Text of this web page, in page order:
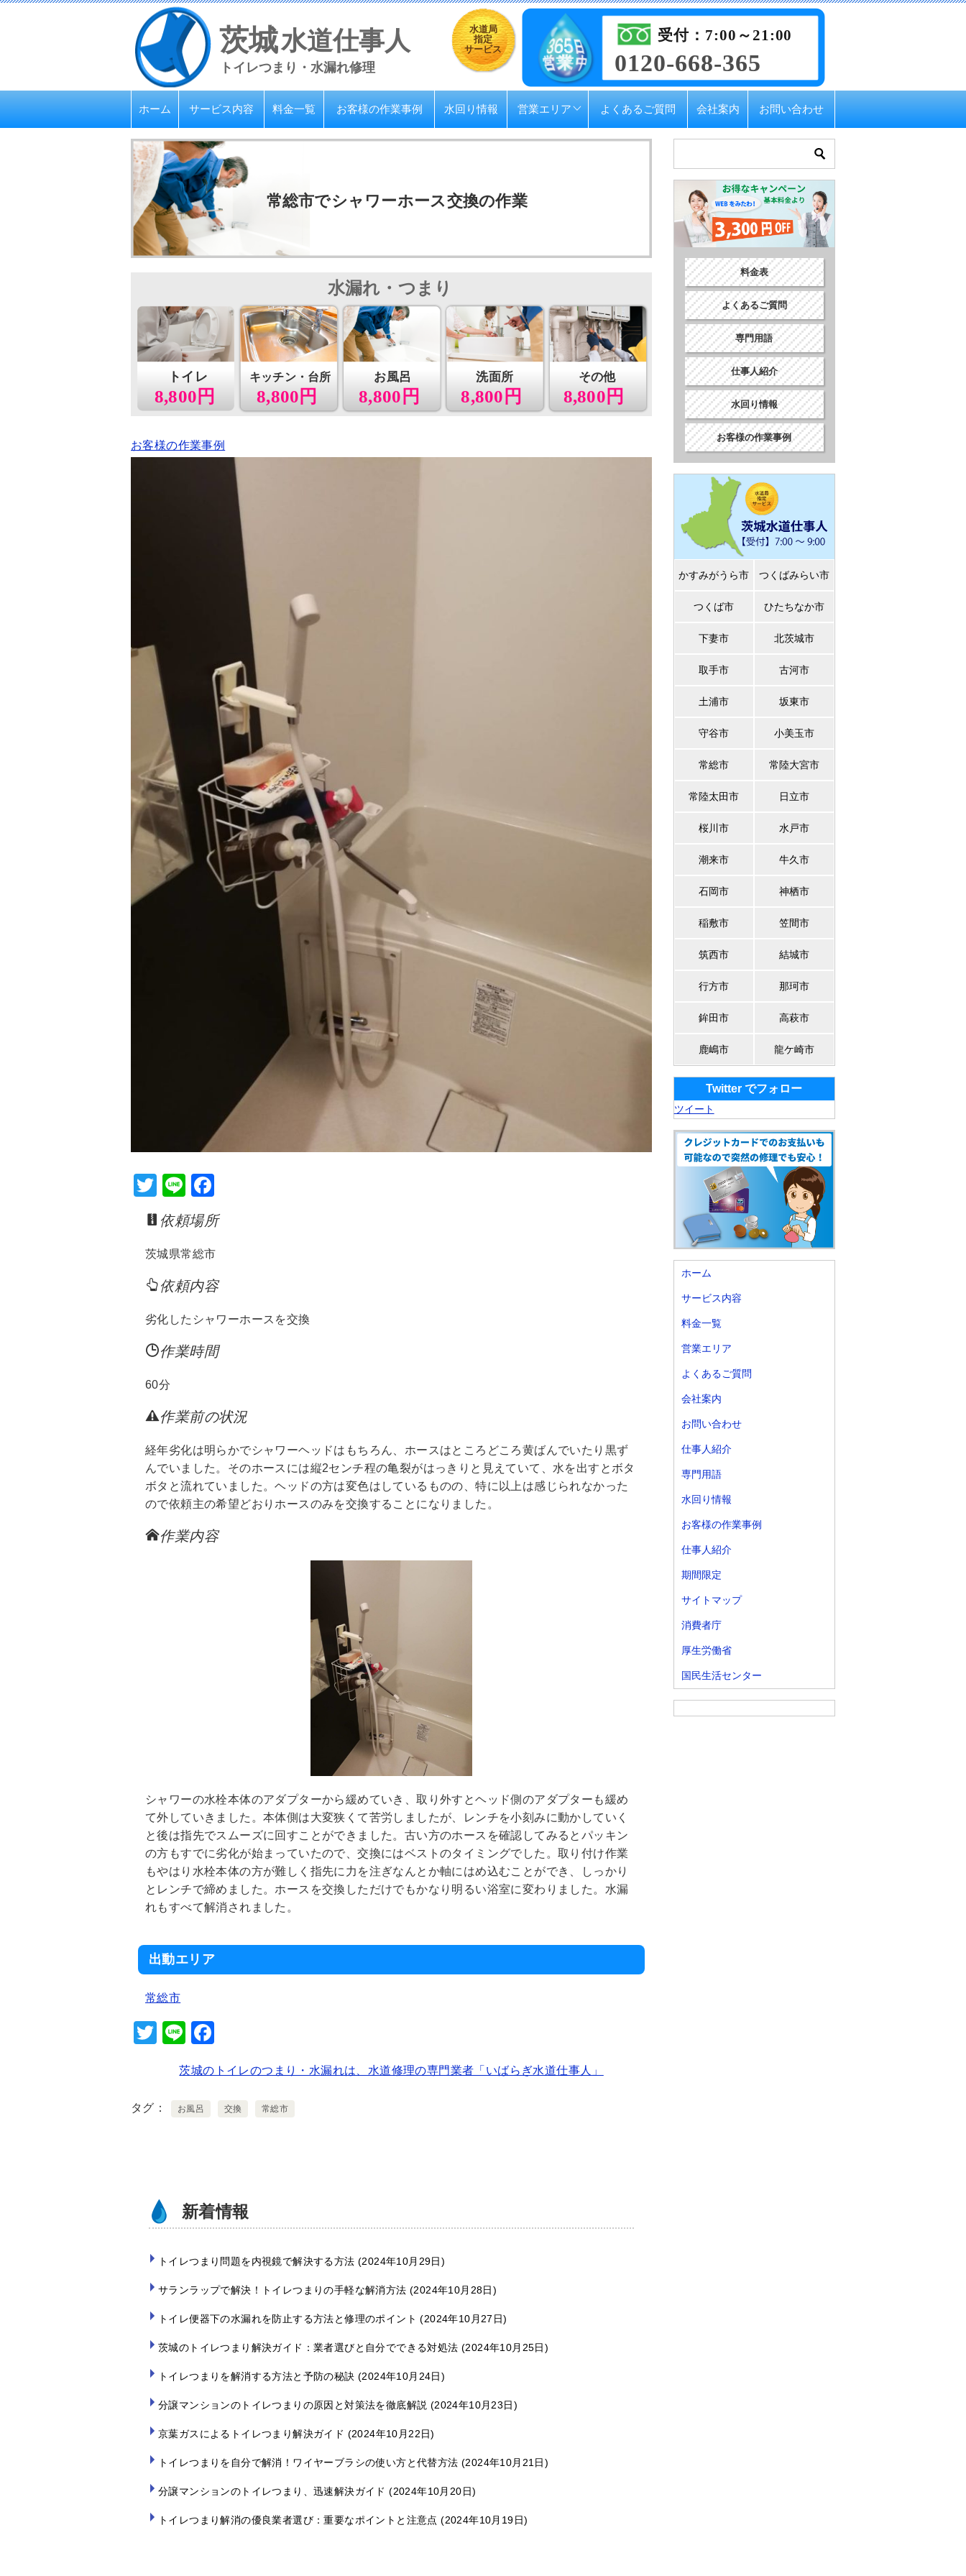
茨城水道仕事人
トイレつまり・水漏れ修理
水道局
指定
サービス 0120-668-365
受付：7:00～21:00
ホーム サービス内容 料金一覧 お客様の作業事例 水回り情報 営業エリア よくあるご質問 会社案内 お問い合わせ
常総市でシャワーホース交換の作業
8,800円
トイレ
8,800円
キッチン・台所 お風呂
8,800円
洗面所
8,800円
その他
8,800円
水漏れ・つまり
お客様の作業事例
T
wi
tt
er
Li
n
e
a
c
e
b
o
o
k
依頼場所
茨城県常総市
依頼内容
劣化したシャワーホースを交換
作業時間
60分
作業前の状況
経年劣化は明らかでシャワーヘッドはもちろん、ホースはところどころ黄ばんでいたり黒ず
んでいました。そのホースには縦2センチ程の亀裂がはっきりと見えていて、水を出すとボタ
ボタと流れていました。ヘッドの方は変色はしているものの、特に以上は感じられなかった
ので依頼主の希望どおりホースのみを交換することになりました。
作業内容
シャワーの水栓本体のアダプターから緩めていき、取り外すとヘッド側のアダプターも緩め
て外していきました。本体側は大変狭くて苦労しましたが、レンチを小刻みに動かしていく
と後は指先でスムーズに回すことができました。古い方のホースを確認してみるとパッキン
の方もすでに劣化が始まっていたので、交換にはベストのタイミングでした。取り付け作業
もやはり水栓本体の方が難しく指先に力を注ぎなんとか軸にはめ込むことができ、しっかり
とレンチで締めました。ホースを交換しただけでもかなり明るい浴室に変わりました。水漏
れもすべて解消されました。
出動エリア
常総市
T
er
Li
e c
e
茨城のトイレのつまり・水漏れは、水道修理の専門業者「いばらぎ水道仕事人」
タグ お風呂 交換 常総市
新着情報
トイレつまり問題を内視鏡で解決する方法 2024年10月29日
サランラップで解決！トイレつまりの手軽な解消方法 2024年10月28日
トイレ便器下の水漏れを防止する方法と修理のポイント 2024年10月27日
茨城のトイレつまり解決ガイド：業者選びと自分でできる対処法 2024年10月25日
トイレつまりを解消する方法と予防の秘訣 2024年10月24日
分譲マンションのトイレつまりの原因と対策法を徹底解説 2024年10月23日
京葉ガスによるトイレつまり解決ガイド 2024年10月22日
トイレつまりを自分で解消！ワイヤーブラシの使い方と代替方法 2024年10月21日
分譲マンションのトイレつまり、迅速解決ガイド 2024年10月20日
トイレつまり解消の優良業者選び：重要なポイントと注意点 2024年10月19日
料金表
よくあるご質問
専門用語
仕事人紹介
水回り情報
お客様の作業事例
かすみがうら市 つくばみらい市
つくば市 ひたちなか市
下妻市 北茨城市
取手市 古河市
土浦市 坂東市
守谷市 小美玉市
常総市 常陸大宮市
常陸太田市 日立市
桜川市 水戸市
潮来市 牛久市
石岡市 神栖市
稲敷市 笠間市
筑西市 結城市
行方市 那珂市
鉾田市 高萩市
鹿嶋市 龍ケ崎市
Twitter でフォロー
ツイート
ホーム
サービス内容
料金一覧
営業エリア
よくあるご質問
会社案内
お問い合わせ
仕事人紹介
専門用語
水回り情報
お客様の作業事例
仕事人紹介
期間限定
サイトマップ
消費者庁
厚生労働省
国民生活センター